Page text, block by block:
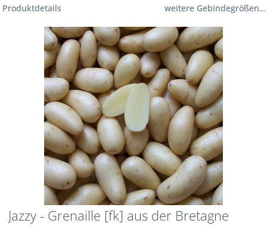
Produktdetails weitere Gebindegrößen...
Jazzy - Grenaille [fk] aus der Bretagne